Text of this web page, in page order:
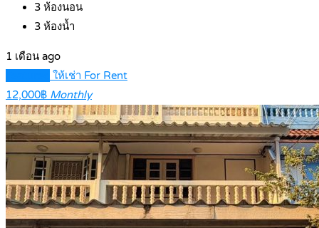
3 ห้องนอน
3 ห้องน้ำ
1 เดือน ago
ให้เช่า For Rent
12,000฿ Monthly